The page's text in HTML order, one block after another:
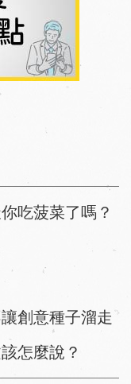
吃菠菜了嗎？
創意種子溜走
怎麼說？